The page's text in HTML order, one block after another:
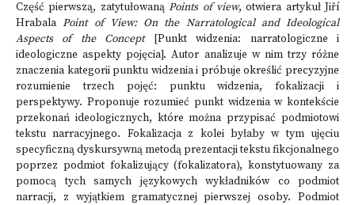
Część pierwszą, zatytułowanąPoints of view, otwiera artykuł Jiří
HrabalaPoint of View: On the Narratological and Ideological
Aspects of the Concept[Punkt widzenia: narratologiczne i
ideologiczne aspekty pojęcia]. Autor analizuje w nim trzy różne
znaczenia kategorii punktu widzenia i próbuje określić precyzyjne
rozumienie trzech pojęć: punktu widzenia, fokalizacji i
perspektywy. Proponuje rozumieć punkt widzenia w kontekście
przekonań ideologicznych, które można przypisać podmiotowi
tekstu narracyjnego. Fokalizacja z kolei byłaby w tym ujęciu
specyficzną dyskursywną metodą prezentacji tekstu fikcjonalnego
poprzez podmiot fokalizujący (fokalizatora), konstytuowany za
pomocą tych samych językowych wykładników co podmiot
narracji, z wyjątkiem gramatycznej pierwszej osoby. Podmiot